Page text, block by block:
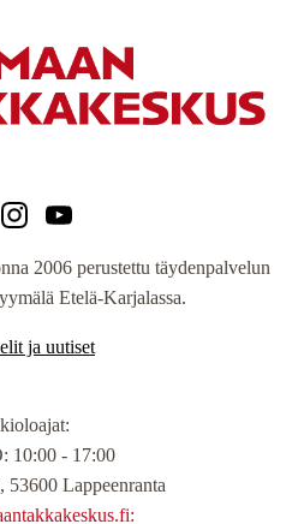
2006 perustettu täydenpalvelun
Etelä-Karjalassa.
ja uutiset
:
10:00 - 17:00
53600 Lappeenranta